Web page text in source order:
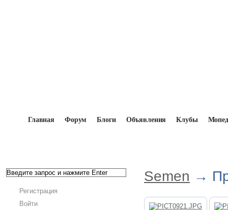
Главная Форум Блоги Объявления Клубы
Регистрация
Войти
Semen →